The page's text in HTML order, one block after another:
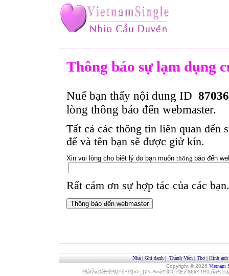
Thông báo sự lạm dụng
Nuế bạn thấy nội dung ID 87036
lòng thông báo đến webmaster.
Tất cả các thông tin liên quan đến
để và tên bạn sẽ được giử kín.
Xin vui lòng cho biết lý do bạn muốn thông báo đến
Rất cám ơn sự hợp tác của các bạn.
Nhà | Ghi danh | Thành Viên | Thơ| Hình ảnh
Copyright © 2026 Vietnam
áfŽv‚ßêQ†ôª[»>_|7×–²»‹èÓ0